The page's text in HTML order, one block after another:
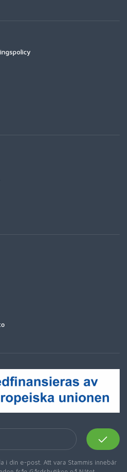
i din e-post. Att vara Stammis innebär